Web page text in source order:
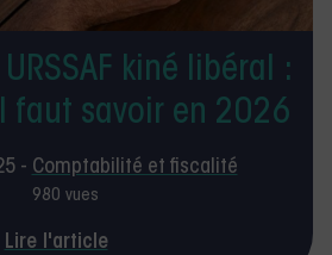
kiné libéral :
faut savoir en 2026
- Comptabilité et fiscalité
980 vues
Lire l'article